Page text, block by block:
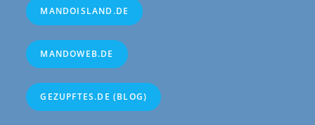
MANDOISLAND.DE
MANDOWEB.DE
GEZUPFTES.DE (BLOG)